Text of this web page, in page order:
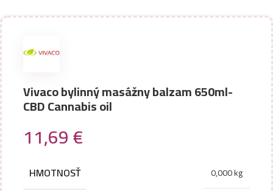
Vivaco bylinný masážny balzam 650ml-
CBD Cannabis oil
11,69€
HMOTNOSŤ 0,000 kg